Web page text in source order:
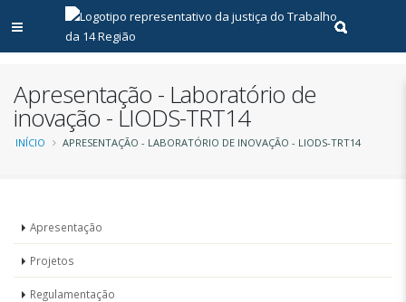
Abrir menu principal
Realizar
Apresentação - Laboratório de
inovação - LIODS-TRT14
Trilha
navegação
INÍCIO APRESENTAÇÃO - LABORATÓRIO DE INOVAÇÃO - LIODS-TRT14
Laboratório
de
Apresentação
Projetos
Regulamentação